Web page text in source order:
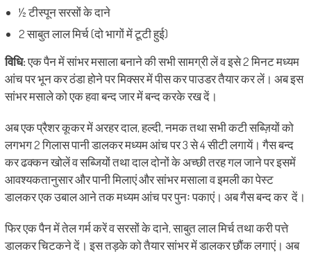
½ टीस्पून सरसों के दाने
2 साबुत लाल मिर्च (दो भागों में टूटी हुई)
विधि:एक पैन में सांभर मसाला बनाने की सभी सामग्री लें व इसे 2 मिनट मध्यम
आंच पर भून कर ठंडा होने पर मिक्सर में पीस कर पाउडर तैयार कर लें। अब इस
सांभर मसाले को एक हवा बन्द जार में बन्द करके रख दें।
अब एक प्रैशर कूकर में अरहर दाल, हल्दी, नमक तथा सभी कटी सब्ज़ियों को
लगभग 2 गिलास पानी डालकर मध्यम आंच पर 3 से 4 सीटी लगायें। गैस बन्द
कर ढक्कन खोलें व सब्जियों तथा दाल दोनों के अच्छी तरह गल जाने पर इसमें
आवश्यकतानुसार और पानी मिलाएं और सांभर मसाला व इमली का पेस्ट
डालकर एक उबाल आने तक मध्यम आंच पर पुनः पकाएं। अब गैस बन्द कर दें।
फिर एक पैन में तेल गर्म करें व सरसों के दाने, साबुत लाल मिर्च तथा करी पत्ते
डालकर चिटकने दें। इस तड़के को तैयार सांभर में डालकर छौंक लगाएं। अब